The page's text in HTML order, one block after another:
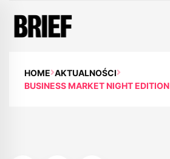
HOME AKTUALNOŚCI
BUSINESS MARKET NIGHT EDITION